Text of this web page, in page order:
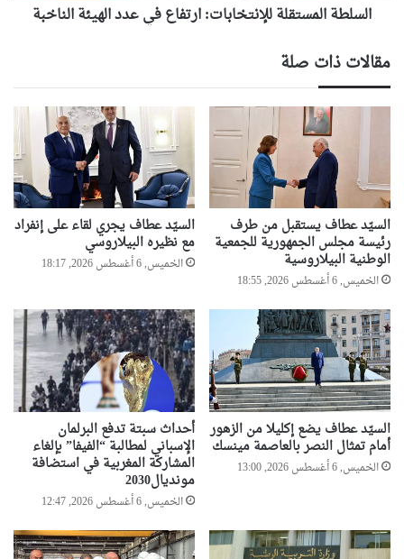
السلطة المستقلة للإنتخابات: ارتفاع في عدد الهيئة الناخبة
مقالات ذات صلة
السيّد عطاف يستقبل من طرف
رئيسة مجلس الجمهورية للجمعية
الوطنية البيلاروسية
الخميس, 6 أغسطس 2026, 18:55
السيّد عطاف يجري لقاء على إنفراد
مع نظيره البيلاروسي
الخميس, 6 أغسطس 2026, 18:17
السيّد عطاف يضع إكليلا من الزهور
أمام تمثال النصر بالعاصمة مينسك
الخميس, 6 أغسطس 2026, 13:00
أحداث سبتة تدفع البرلمان
الإسباني لمطالبة “الفيفا” بإلغاء
المشاركة المغربية في استضافة
مونديال2030
الخميس, 6 أغسطس 2026, 12:47